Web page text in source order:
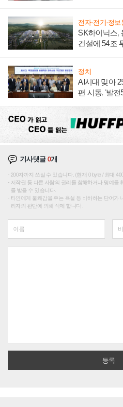
전자·전기·정보
SK하이닉스,
건설에 54조
정치
AI시대 맞아
편 시동, '발전
기사댓글0개
200자까지 쓰실 수 있습니다. (현재 0 byte / 최대
저작권 등 다른 사람의 권리를 침해하거나 명예를
를 받을 수 있습니다.
타인에게 불쾌감을 주는 욕설 등 비하하는 단어가
리자의 판단에 의해 삭제 합니다.